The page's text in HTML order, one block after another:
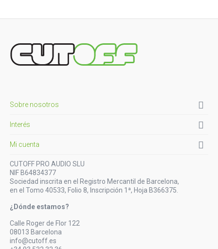
Sobre nosotros 
Interés 
Mi cuenta 
CUTOFF PRO AUDIO SLU
NIF B64834377
Sociedad inscrita en el Registro Mercantil de Barcelona,
en el Tomo 40533, Folio 8, Inscripción 1ª, Hoja B366375.
¿Dónde estamos?
Calle Roger de Flor 122
08013 Barcelona
info@cutoff.es